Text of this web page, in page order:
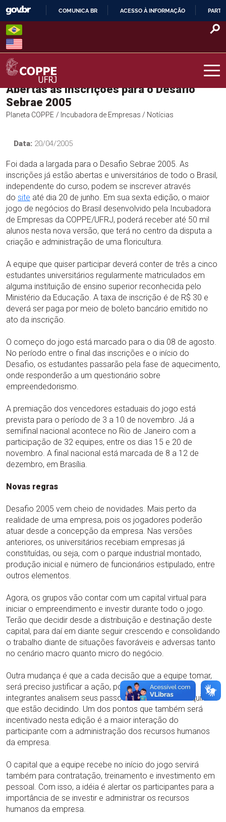
Skip
content
O
COMUNICA BR ACESSO À INFORMAÇÃO
COPPE – UFRJ
Abertas as inscrições para o Desafio
Sebrae 2005
Planeta COPPE / Incubadora de Empresas / Notícias
Data: 20/04/2005
Foi dada a largada para o Desafio Sebrae 2005. As
inscrições já estão abertas e universitários de todo o Brasil,
independente do curso, podem se inscrever através
do site até dia 20 de junho. Em sua sexta edição, o maior
jogo de negócios do Brasil desenvolvido pela Incubadora
de Empresas da COPPE/UFRJ, poderá receber até 50 mil
alunos nesta nova versão, que terá no centro da disputa a
criação e administração de uma floricultura.
A equipe que quiser participar deverá conter de três a cinco
estudantes universitários regularmente matriculados em
alguma instituição de ensino superior reconhecida pelo
Ministério da Educação. A taxa de inscrição é de R$ 30 e
deverá ser paga por meio de boleto bancário emitido no
ato da inscrição.
O começo do jogo está marcado para o dia 08 de agosto.
No período entre o final das inscrições e o início do
Desafio, os estudantes passarão pela fase de aquecimento,
onde responderão a um questionário sobre
empreendedorismo.
A premiação dos vencedores estaduais do jogo está
prevista para o período de 3 a 10 de novembro. Já a
semifinal nacional acontece no Rio de Janeiro com a
participação de 32 equipes, entre os dias 15 e 20 de
novembro. A final nacional está marcada de 8 a 12 de
dezembro, em Brasília.
Novas regras
Desafio 2005 vem cheio de novidades. Mais perto da
realidade de uma empresa, pois os jogadores poderão
atuar desde a concepção da empresa. Nas versões
anteriores, os universitários recebiam empresas já
constituídas, ou seja, com o parque industrial montado,
produção inicial e número de funcionários estipulado, entre
outros elementos.
Agora, os grupos vão contar com um capital virtual para
iniciar o empreendimento e investir durante todo o jogo.
Terão que decidir desde a distribuição e destinação deste
capital, para daí em diante seguir crescendo e consolidando
o trabalho diante de situações favoráveis e adversas tanto
no cenário macro quanto micro do negócio.
Outra mudança é que a cada decisão que a equipe tomar,
será preciso justificar a ação, possibilitando que os
integrantes analisem seus passos e reflitam sobre aquilo
que estão decidindo. Um dos pontos que também será
incentivado nesta edição é a maior interação do
participante com a administração dos recursos humanos
da empresa.
O capital que a equipe recebe no início do jogo servirá
também para contratação, treinamento e investimento em
pessoal. Com isso, a idéia é alertar os participantes para a
importância de se investir e administrar os recursos
humanos da empresa.